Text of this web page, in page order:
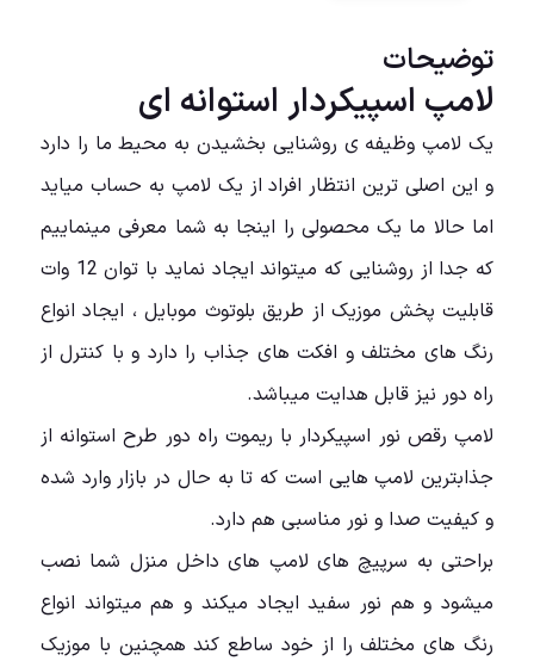
توضیحات
لامپ اسپیکردار استوانه ای
یک لامپ وظیفه ی روشنایی بخشیدن به محیط ما را دارد
و این اصلی ترین انتظار افراد از یک لامپ به حساب میاید
اما حالا ما یک محصولی را اینجا به شما معرفی مینماییم
که جدا از روشنایی که میتواند ایجاد نماید با توان 12 وات
قابلیت پخش موزیک از طریق بلوتوث موبایل ، ایجاد انواع
رنگ های مختلف و افکت های جذاب را دارد و با کنترل از
راه دور نیز قابل هدایت میباشد.
لامپ رقص نور اسپیکردار با ریموت راه دور طرح استوانه از
جذابترین لامپ هایی است که تا به حال در بازار وارد شده
و کیفیت صدا و نور مناسبی هم دارد.
براحتی به سرپیچ های لامپ های داخل منزل شما نصب
میشود و هم نور سفید ایجاد میکند و هم میتواند انواع
رنگ های مختلف را از خود ساطع کند همچنین با موزیک